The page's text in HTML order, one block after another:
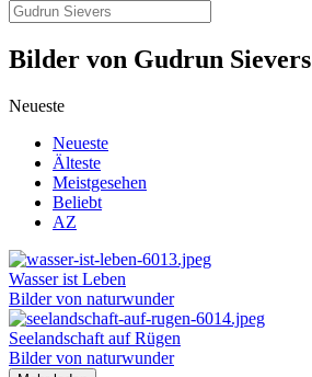
Bilder von Gudrun Sievers
Neueste
Neueste
Älteste
Meistgesehen
Beliebt
AZ
Wasser ist Leben
Bilder von naturwunder
Seelandschaft auf Rügen
Bilder von naturwunder